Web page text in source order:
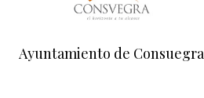
Ayuntamiento de Consuegra